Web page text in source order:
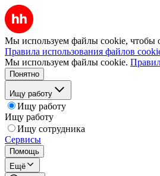
Мы используем файлы cookie, чтобы
Правила использования файлов
Мы используем файлы cookie.
Понятно
Ищу работу
Ищу работу
Ищу работу
Ищу сотрудника
Сервисы
Помощь
Ещё